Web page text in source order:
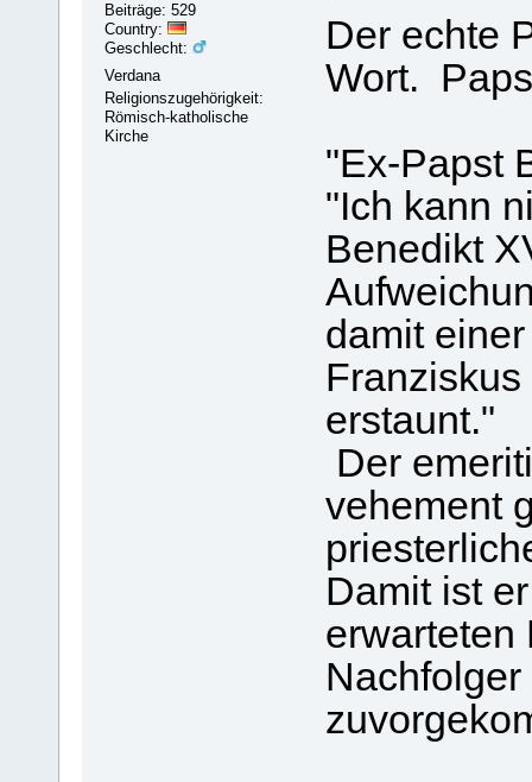
Beiträge: 529
Country:
Geschlecht:
Verdana
Religionszugehörigkeit:
Römisch-katholische
Kirche
Der echte
Wort.
"Ex-Papst
"Ich kann
Benedikt
damit
erstaunt."
Der
vehement
Damit ist
erwarteten